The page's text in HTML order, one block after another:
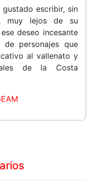
escribir, sin
muy lejos de su
deseo incesante
de personajes que
al vallenato y
de la Costa